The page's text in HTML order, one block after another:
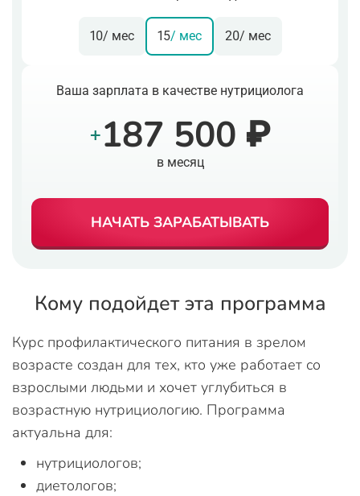
10/ мес 15/ мес 20/ мес
Ваша зарплата в качестве нутрициолога
+187 500 ₽
в месяц
НАЧАТЬ ЗАРАБАТЫВАТЬ
Кому подойдет эта программа
Курс профилактического питания в зрелом
возрасте создан для тех, кто уже работает со
взрослыми людьми и хочет углубиться в
возрастную нутрициологию. Программа
актуальна для:
нутрициологов;
диетологов;